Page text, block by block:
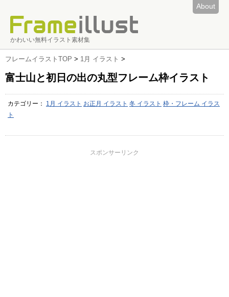
About
かわいい無料イラスト素材集
フレームイラストTOP > 1月 イラスト >
富士山と初日の出の丸型フレーム枠イラスト
カテゴリー： 1月 イラスト お正月 イラスト 冬 イラスト 枠・フレーム イラス
ト
スポンサーリンク